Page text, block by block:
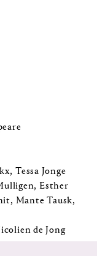
Tessa Jonge
Esther
Mante Tausk,
de Jong